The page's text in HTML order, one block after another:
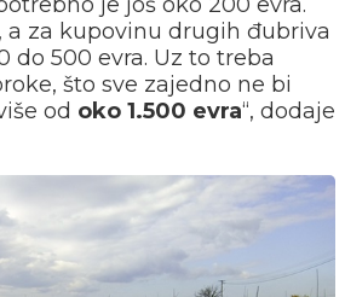
a za kupovinu drugih đubriva
do 500 evra. Uz to treba
što sve zajedno ne bi
od oko 1.500 evra“, dodaje